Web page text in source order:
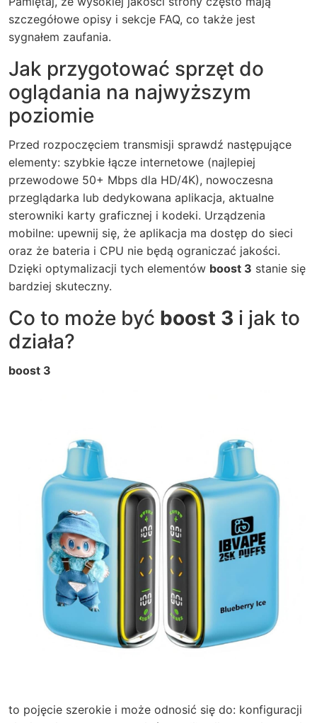
szczegółowe opisy i sekcje FAQ, co także jest
sygnałem zaufania.
Jak przygotować sprzęt do
oglądania na najwyższym
poziomie
Przed rozpoczęciem transmisji sprawdź następujące
elementy: szybkie łącze internetowe (najlepiej
przewodowe 50+ Mbps dla HD/4K), nowoczesna
przeglądarka lub dedykowana aplikacja, aktualne
sterowniki karty graficznej i kodeki. Urządzenia
mobilne: upewnij się, że aplikacja ma dostęp do sieci
oraz że bateria i CPU nie będą ograniczać jakości.
Dzięki optymalizacji tych elementów boost 3 stanie się
bardziej skuteczny.
Co to może być boost 3 i jak to
działa?
boost 3
to pojęcie szerokie i może odnosić się do: konfiguracji